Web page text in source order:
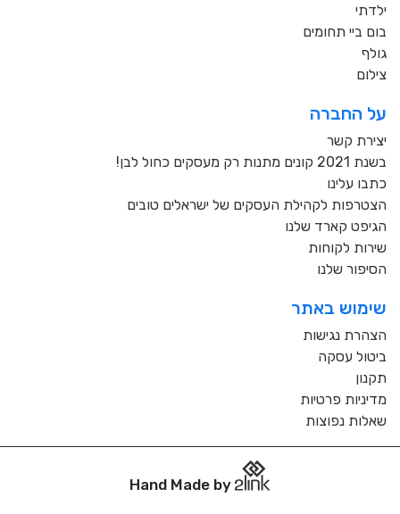
ילדתי
בום ביי תחומים
גולף
צילום
על החברה
יצירת קשר
בשנת 2021 קונים מתנות רק מעסקים כחול לבן!
כתבו עלינו
הצטרפות לקהילת העסקים של ישראלים טובים
הגיפט קארד שלנו
שירות לקוחות
הסיפור שלנו
שימוש באתר
הצהרת נגישות
ביטול עסקה
תקנון
מדיניות פרטיות
שאלות נפוצות
Hand Made by